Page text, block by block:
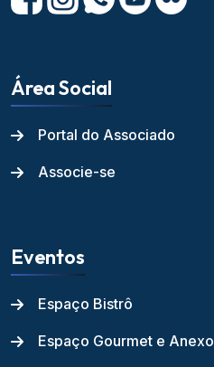
Área Social
Portal do Associado
Associe-se
Eventos
Espaço Bistrô
Espaço Gourmet e Anexo